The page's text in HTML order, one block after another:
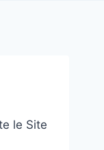
le Site